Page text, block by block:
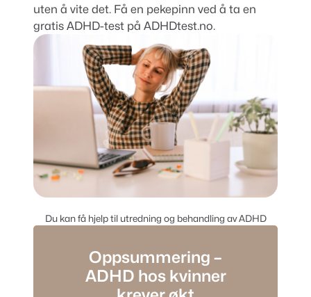
uten å vite det. Få en pekepinn ved å ta en
gratis ADHD-test på ADHDtest.no.
Du kan få hjelp til utredning og behandling av ADHD
Oppsummering –
ADHD hos kvinner